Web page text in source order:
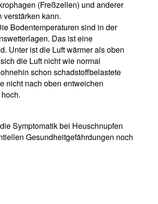
(Freßzellen) und anderer
kann.
Bodentemperaturen sind in der
Das ist eine
Unter ist die Luft wärmer als oben
die Luft nicht wie normal
schon schadstoffbelastete
nicht nach oben entweichen
Symptomatik bei Heuschnupfen
Gesundheitgefährdungen noch